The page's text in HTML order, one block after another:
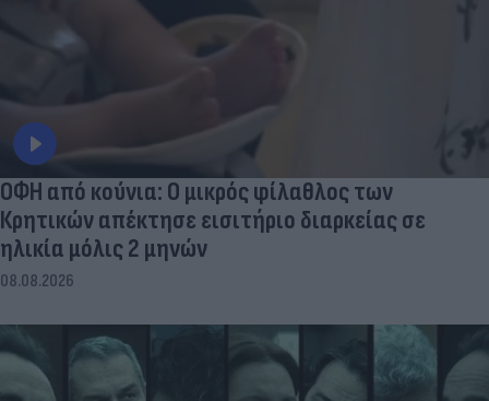
ΟΦΗ από κούνια: Ο μικρός φίλαθλος των
Κρητικών απέκτησε εισιτήριο διαρκείας σε
ηλικία μόλις 2 μηνών
08.08.2026